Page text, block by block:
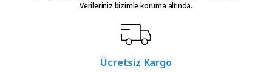
Verileriniz bizimle koruma altında.
Ücretsiz Kargo